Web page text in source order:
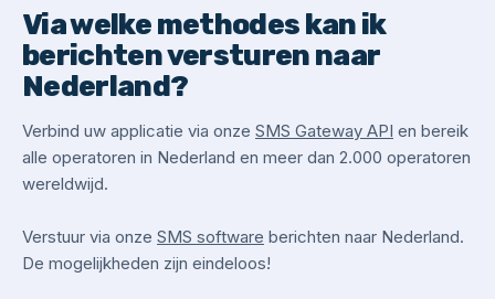
Via welke methodes kan ik
berichten versturen naar
Nederland?
Verbind uw applicatie via onze SMS Gateway API en bereik
alle operatoren in Nederland en meer dan 2.000 operatoren
wereldwijd.
Verstuur via onze SMS software berichten naar Nederland.
De mogelijkheden zijn eindeloos!